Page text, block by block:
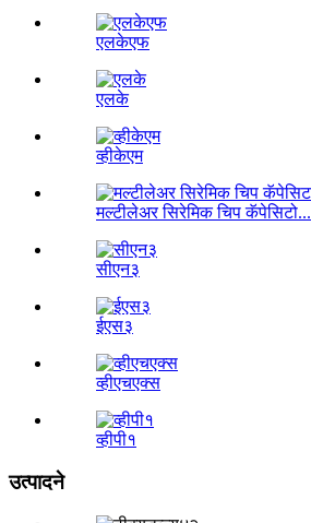
एलकेएफ
एलके
व्हीकेएम
मल्टीलेअर सिरेमिक चिप कॅपेसिटो...
सीएन३
ईएस३
व्हीएचएक्स
व्हीपी१
उत्पादने